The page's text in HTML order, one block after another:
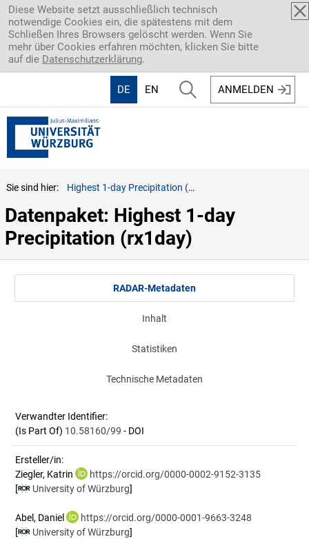
Direkt zum Inhalt
Diese Website setzt ausschließlich technisch
notwendige Cookies ein, die spätestens mit dem
Schließen Ihres Browsers gelöscht werden. Wenn Sie
mehr über Cookies erfahren möchten, klicken Sie bitte
auf die Datenschutzerklärung.
DE EN ANMELDEN
Sie sind hier: Highest 1-day Precipitation (rx1day)
Datenpaket: Highest 1-day
Precipitation (rx1day)
RADAR-Metadaten
Inhalt
Statistiken
Technische Metadaten
Verwandter Identifier:
(Is Part Of) 10.58160/99 - DOI
Ersteller/in:
Ziegler, Katrin
https://orcid.org/0000-0002-9152-3135
[
University of Würzburg]
Abel, Daniel
https://orcid.org/0000-0001-9663-3248
[
University of Würzburg]